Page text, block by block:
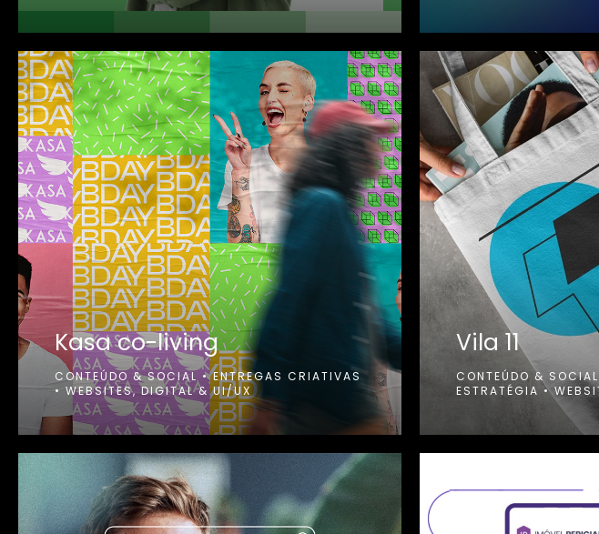
Kasa co-living
CONTEÚDO & SOCIAL•ENTREGAS CRIATIVAS
•WEBSITES, DIGITAL & UI/UX
Vila 11
CONTEÚDO & SOCIAL
ESTRATÉGIA •